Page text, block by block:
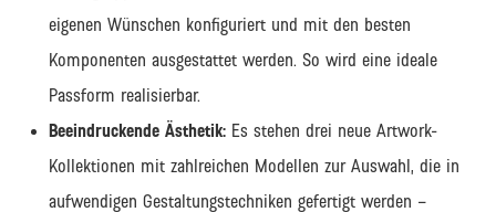
eigenen Wünschen konfiguriert und mit den besten
Komponenten ausgestattet werden. So wird eine ideale
Passform realisierbar.
Beeindruckende Ästhetik: Es stehen drei neue Artwork-
Kollektionen mit zahlreichen Modellen zur Auswahl, die in
aufwendigen Gestaltungstechniken gefertigt werden –